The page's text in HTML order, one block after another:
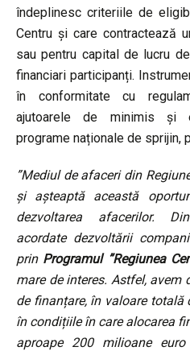
îndeplinesc criteriile de
Centru și care contractează
sau pentru capital de lucru
financiari participanți.
în conformitate cu
ajutoarele de minimis și
programe naționale de sprijin,
”Mediul de afaceri din
și așteaptă această
dezvoltarea afacerilor.
acordate dezvoltării
prin Programul ”Regiunea
mare de interes. Astfel, avem
de finanțare, în valoare totală
în condițiile în care alocarea
aproape 200 milioane